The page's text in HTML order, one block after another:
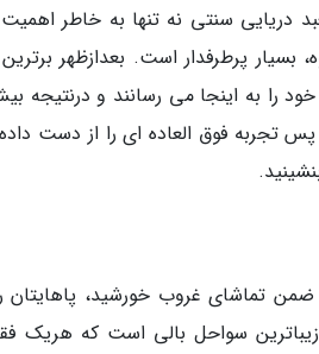
دریایی سنتی نه تنها به خاطر
پرطرفدار است. بعدازظهر برترین
را به اینجا می رسانند و درنتیجه
تجربه فوق العاده ای را از دست
تماشای غروب خورشید، پاهایتان
سواحل بالی است که هریک